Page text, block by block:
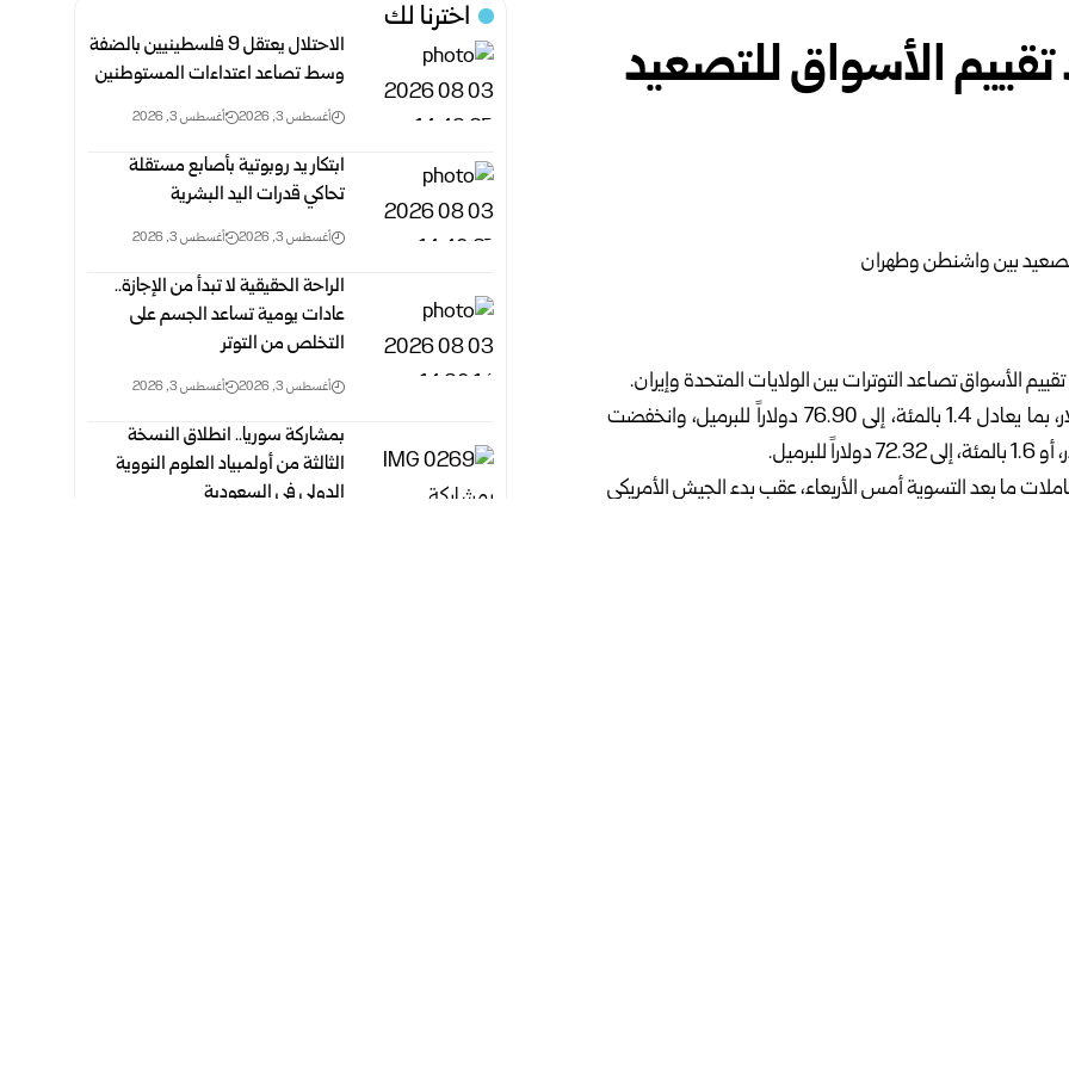
الأسواق للتصعيد
الأسواق تصاعد التوترات بين الولايات المتحدة وإيران.
وذكرت رويترز أن العقود الآجلة لخام برنت تراجعت 1.12 دولار، بما يعادل 1.4 بالمئة، إلى 76.90 دولاراً للبرميل، وانخفضت
ما بعد التسوية أمس الأربعاء، عقب بدء الجيش الأمريكي
اخترنا لك
الاحتلال يعتقل 9 فلسطينيين بالضفة
وسط تصاعد اعتداءات المستوطنين
أغسطس 3, 2026 أغسطس 3, 2026
ابتكار يد روبوتية بأصابع مستقلة
تحاكي قدرات اليد البشرية
أغسطس 3, 2026 أغسطس 3, 2026
الراحة الحقيقية لا تبدأ من الإجازة..
عادات يومية تساعد الجسم على
التخلص من التوتر
أغسطس 3, 2026 أغسطس 3, 2026
بمشاركة سوريا.. انطلاق النسخة
الثالثة من أولمبياد العلوم النووية
الدولي في السعودية